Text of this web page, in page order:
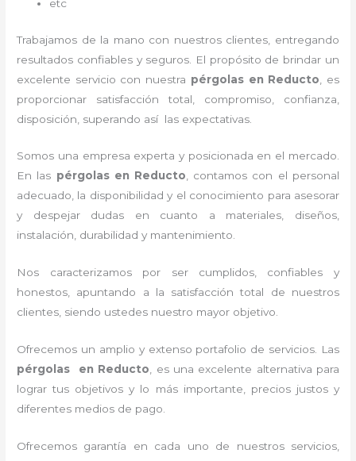
etc
Trabajamos de la mano con nuestros clientes, entregando
resultados confiables y seguros. El propósito de brindar un
excelente servicio con nuestra pérgolas en Reducto , es
proporcionar satisfacción total, compromiso, confianza,
disposición, superando así las expectativas.
Somos una empresa experta y posicionada en el mercado.
En las pérgolasen Reducto, contamos con el personal
adecuado, la disponibilidad y el conocimiento para asesorar
y despejar dudas en cuanto a materiales, diseños,
instalación, durabilidad y mantenimiento.
Nos caracterizamos por ser cumplidos, confiables y
honestos, apuntando a la satisfacción total de nuestros
clientes, siendo ustedes nuestro mayor objetivo.
Ofrecemos un amplio y extenso portafolio de servicios. Las
pérgolas en Reducto , es una excelente alternativa para
lograr tus objetivos y lo más importante, precios justos y
diferentes medios de pago.
Ofrecemos garantía en cada uno de nuestros servicios,